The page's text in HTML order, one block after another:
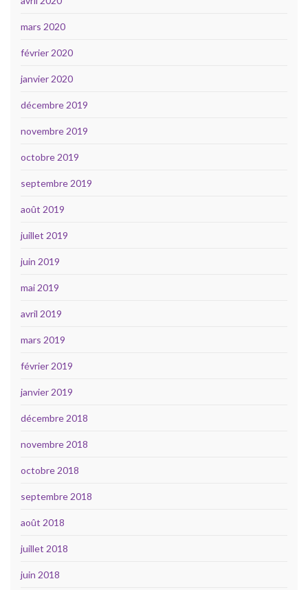
mars 2020
février 2020
janvier 2020
décembre 2019
novembre 2019
octobre 2019
septembre 2019
août 2019
juillet 2019
juin 2019
mai 2019
avril 2019
mars 2019
février 2019
janvier 2019
décembre 2018
novembre 2018
octobre 2018
septembre 2018
août 2018
juillet 2018
juin 2018